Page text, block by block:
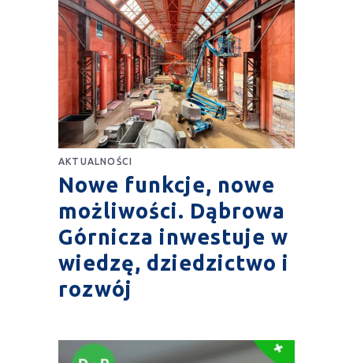
AKTUALNOŚCI
Nowe funkcje, nowe
możliwości. Dąbrowa
Górnicza inwestuje w
wiedzę, dziedzictwo i
rozwój